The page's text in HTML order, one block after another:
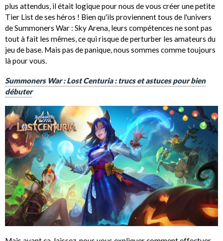
plus attendus, il était logique pour nous de vous créer une petite
Tier List de ses héros ! Bien qu'ils proviennent tous de l'univers
de Summoners War : Sky Arena, leurs compétences ne sont pas
tout à fait les mêmes, ce qui risque de perturber les amateurs du
jeu de base. Mais pas de panique, nous sommes comme toujours
là pour vous.
Summoners War : Lost Centuria : trucs et astuces pour bien
débuter